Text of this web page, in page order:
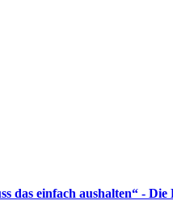
das einfach aushalten“ -